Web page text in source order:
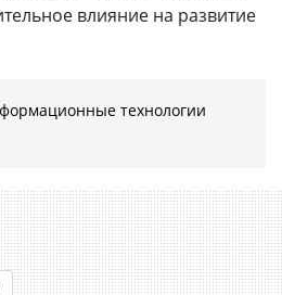
влияние на развитие
технологии